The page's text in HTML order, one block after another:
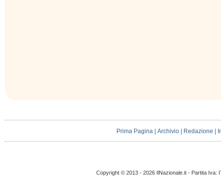
Prima Pagina |Archivio Redazione
Copyright © 2013 - 2026 IlNazionale.it - Partita Iva: